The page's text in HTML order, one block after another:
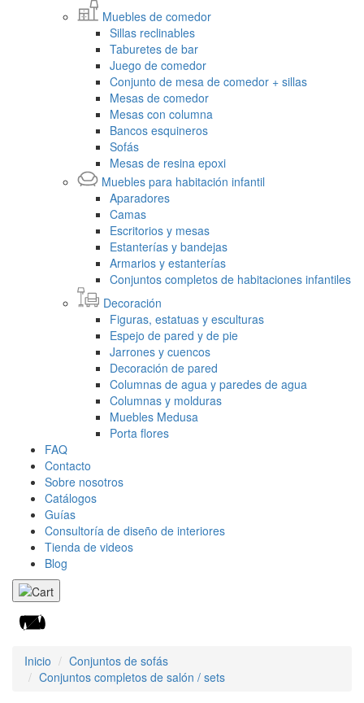
Muebles de comedor
Sillas reclinables
Taburetes de bar
Juego de comedor
Conjunto de mesa de comedor + sillas
Mesas de comedor
Mesas con columna
Bancos esquineros
Sofás
Mesas de resina epoxi
Muebles para habitación infantil
Aparadores
Camas
Escritorios y mesas
Estanterías y bandejas
Armarios y estanterías
Conjuntos completos de habitaciones infantiles
Decoración
Figuras, estatuas y esculturas
Espejo de pared y de pie
Jarrones y cuencos
Decoración de pared
Columnas de agua y paredes de agua
Columnas y molduras
Muebles Medusa
Porta flores
FAQ
Contacto
Sobre nosotros
Catálogos
Guías
Consultoría de diseño de interiores
Tienda de videos
Blog
Inicio
Conjuntos de sofás
Conjuntos completos de salón / sets